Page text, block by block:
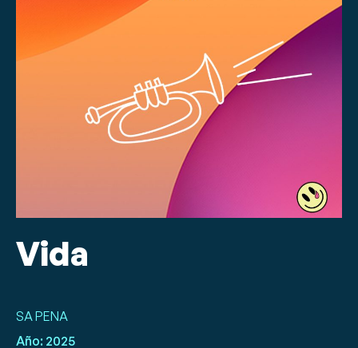
Vida
SA PENA
Año: 2025